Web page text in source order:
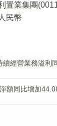
置業集團
民幣
續經營業務溢利
額同比增加